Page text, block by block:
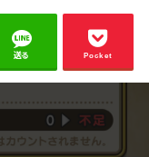
送る Pocket